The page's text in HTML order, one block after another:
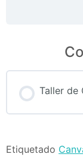
Taller de
Etiquetado